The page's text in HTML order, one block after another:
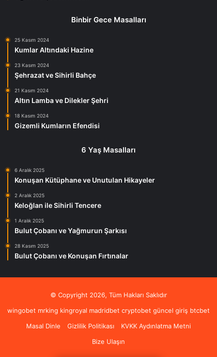
Binbir Gece Masalları
25 Kasım 2024
Kumlar Altındaki Hazine
23 Kasım 2024
Şehrazat ve Sihirli Bahçe
21 Kasım 2024
Altın Lamba ve Dilekler Şehri
18 Kasım 2024
Gizemli Kumların Efendisi
6 Yaş Masalları
6 Aralık 2025
Konuşan Kütüphane ve Unutulan Hikayeler
2 Aralık 2025
Keloğlan ile Sihirli Tencere
1 Aralık 2025
Bulut Çobanı ve Yağmurun Şarkısı
28 Kasım 2025
Bulut Çobanı ve Konuşan Fırtınalar
© Copyright 2026, Tüm Hakları Saklıdır
wingobet mrking kingroyal madridbet cryptobet güncel giriş btcbet
Masal Dinle
Gizlilik Politikası
KVKK Aydınlatma Metni
Bize Ulaşın